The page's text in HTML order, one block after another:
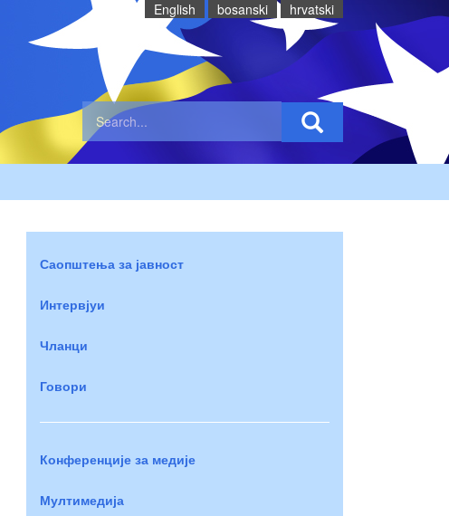
English bosanski hrvatski
Саопштења за јавност
Интервјуи
Чланци
Говори
Конференције за медије
Мултимедија